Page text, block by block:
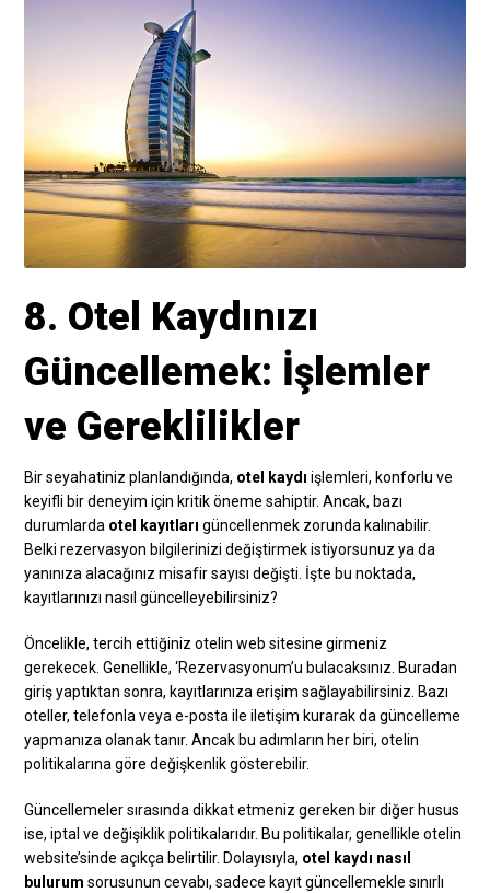
8. Otel Kaydınızı
Güncellemek: İşlemler
ve Gereklilikler
Bir seyahatiniz planlandığında, otel kaydı işlemleri, konforlu ve
keyifli bir deneyim için kritik öneme sahiptir. Ancak, bazı
durumlarda otel kayıtları güncellenmek zorunda kalınabilir.
Belki rezervasyon bilgilerinizi değiştirmek istiyorsunuz ya da
yanınıza alacağınız misafir sayısı değişti. İşte bu noktada,
kayıtlarınızı nasıl güncelleyebilirsiniz?
Öncelikle, tercih ettiğiniz otelin web sitesine girmeniz
gerekecek. Genellikle, ‘Rezervasyonum’u bulacaksınız. Buradan
giriş yaptıktan sonra, kayıtlarınıza erişim sağlayabilirsiniz. Bazı
oteller, telefonla veya e-posta ile iletişim kurarak da güncelleme
yapmanıza olanak tanır. Ancak bu adımların her biri, otelin
politikalarına göre değişkenlik gösterebilir.
Güncellemeler sırasında dikkat etmeniz gereken bir diğer husus
ise, iptal ve değişiklik politikalarıdır. Bu politikalar, genellikle otelin
website’sinde açıkça belirtilir. Dolayısıyla, otel kaydı nasıl
bulurum sorusunun cevabı, sadece kayıt güncellemekle sınırlı